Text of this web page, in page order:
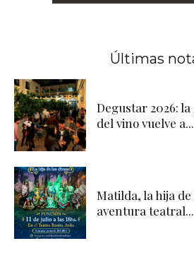
Últimas
Degustar 2026:
del vino vuelve a...
Matilda, la hija de
aventura teatral...